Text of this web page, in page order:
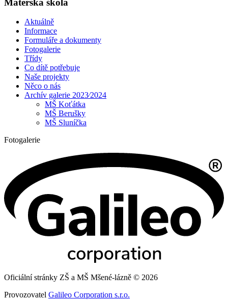
Aktuálně
Informace
Formuláře a dokumenty
Fotogalerie
Třídy
Co dítě potřebuje
Naše projekty
Něco o nás
Archív galerie 2023⁄2024
MŠ Koťátka
MŠ Berušky
MŠ Sluníčka
Fotogalerie
Oficiální stránky ZŠ a MŠ Mšené-lázně © 2026
Provozovatel Galileo Corporation s.r.o.